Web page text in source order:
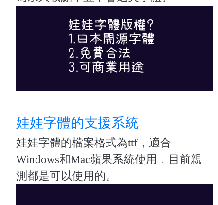
娃娃字體的支援系統
娃娃字體的檔案格式為ttf，適合
Windows和Mac蘋果系統使用，目前親
測都是可以使用的。